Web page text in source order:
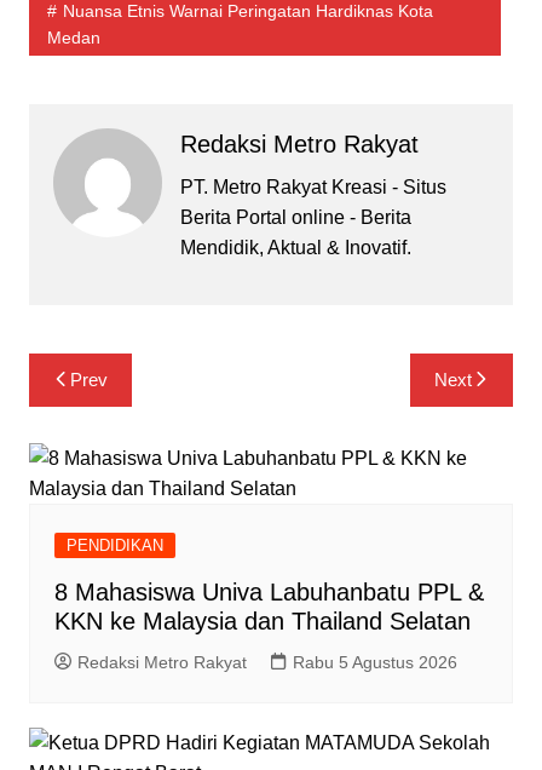
Nuansa Etnis Warnai Peringatan Hardiknas Kota
Medan
Redaksi Metro Rakyat
PT. Metro Rakyat Kreasi - Situs
Berita Portal online - Berita
Mendidik, Aktual & Inovatif.
Navigasi
pos
Prev Next
PENDIDIKAN
8 Mahasiswa Univa Labuhanbatu PPL &
KKN ke Malaysia dan Thailand Selatan
Redaksi Metro Rakyat Rabu 5 Agustus 2026